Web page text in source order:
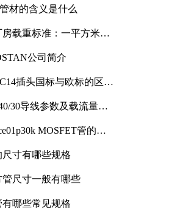
材的含义是什么
房载重标准：一平方米能
公司简介
插头国标与欧标的区别
30导线参数及载流量解
MOSFET管的合
尺寸有哪些规格
管尺寸一般有哪些
有哪些常见规格